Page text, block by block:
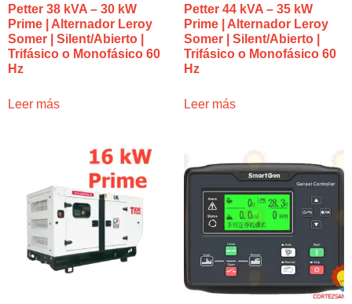
Petter 38 kVA – 30 kW
Prime | Alternador Leroy
Somer | Silent/Abierto |
Trifásico o Monofásico 60
Hz
Leer más
Petter 44 kVA – 35 kW
Prime | Alternador Leroy
Somer | Silent/Abierto |
Trifásico o Monofásico 60
Hz
Leer más